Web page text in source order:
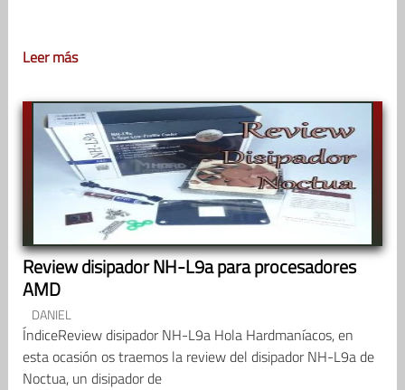
Leer más
Review disipador NH-L9a para procesadores
AMD
DANIEL
ÍndiceReview disipador NH-L9a Hola Hardmaníacos, en
esta ocasión os traemos la review del disipador NH-L9a de
Noctua, un disipador de